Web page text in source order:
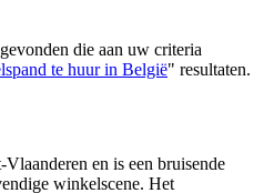
die aan uw criteria
te huur in België" resultaten.
en is een bruisende
winkelscene. Het